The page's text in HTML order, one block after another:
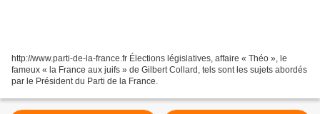
http://www.parti-de-la-france.fr Élections législatives, affaire « Théo », le
fameux « la France aux juifs » de Gilbert Collard, tels sont les sujets abordés
par le Président du Parti de la France.